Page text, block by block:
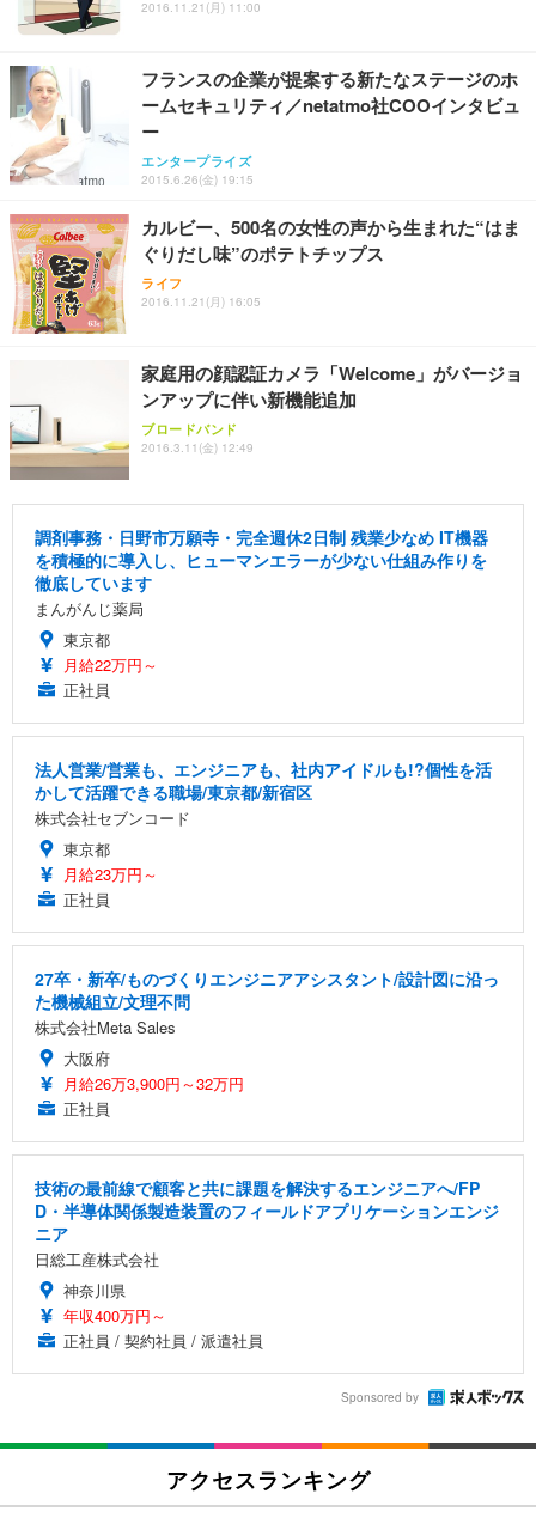
2016.11.21(月) 11:00
フランスの企業が提案する新たなステージのホ
ームセキュリティ／netatmo社COOインタビュ
ー
エンタープライズ
2015.6.26(金) 19:15
カルビー、500名の女性の声から生まれた“はま
ぐりだし味”のポテトチップス
ライフ
2016.11.21(月) 16:05
家庭用の顔認証カメラ「Welcome」がバージョ
ンアップに伴い新機能追加
ブロードバンド
2016.3.11(金) 12:49
調剤事務・日野市万願寺・完全週休2日制 残業少なめ IT機器
を積極的に導入し、ヒューマンエラーが少ない仕組み作りを
徹底しています
まんがんじ薬局
東京都
月給22万円～
正社員
法人営業/営業も、エンジニアも、社内アイドルも!?個性を活
かして活躍できる職場/東京都/新宿区
株式会社セブンコード
東京都
月給23万円～
正社員
27卒・新卒/ものづくりエンジニアアシスタント/設計図に沿っ
た機械組立/文理不問
株式会社Meta Sales
大阪府
月給26万3,900円～32万円
正社員
技術の最前線で顧客と共に課題を解決するエンジニアへ/FP
D・半導体関係製造装置のフィールドアプリケーションエンジ
ニア
日総工産株式会社
神奈川県
年収400万円～
正社員 / 契約社員 / 派遣社員
Sponsored by
アクセスランキング